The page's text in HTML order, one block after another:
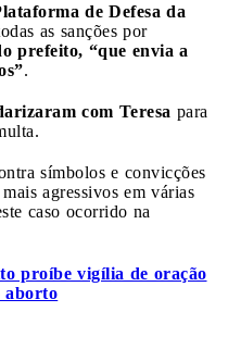
de Defesa da
as sanções por
prefeito, “que envia a
.
com Teresa para
símbolos e convicções
agressivos em várias
caso ocorrido na
proíbe vigília de oração
aborto